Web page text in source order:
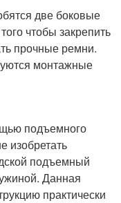
две боковые
чтобы закрепить
прочные ремни.
монтажные
подъемного
изобретать
подъемный
Данная
практически